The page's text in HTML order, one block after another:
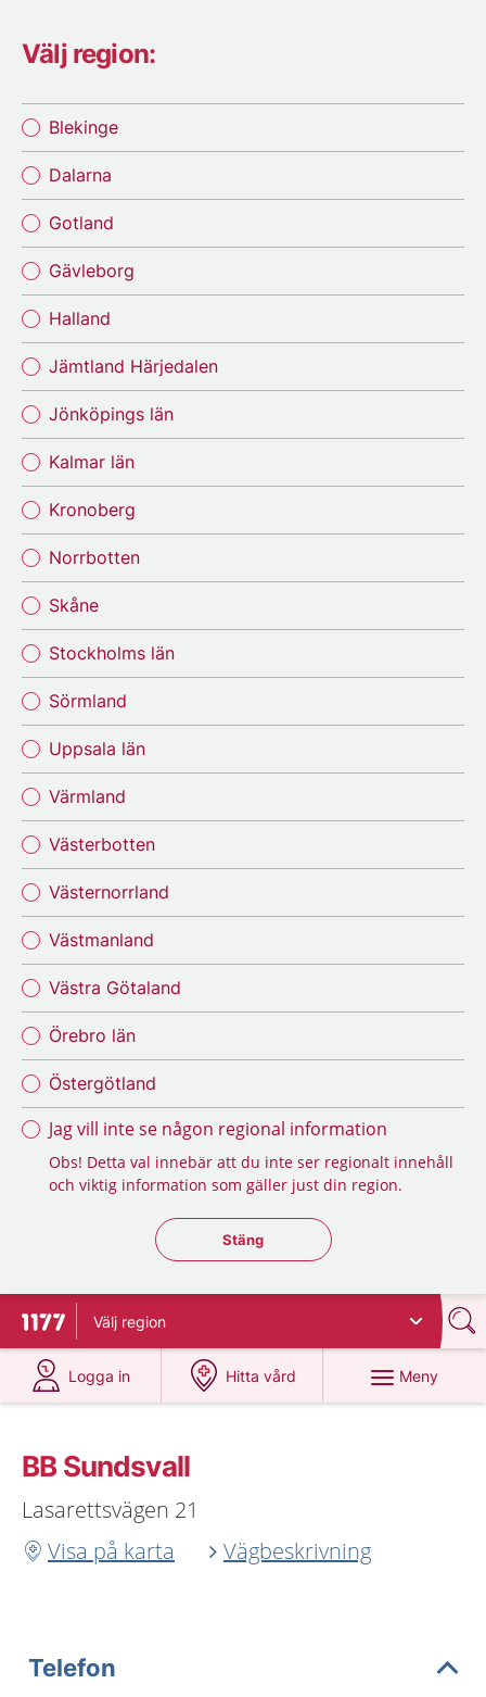
Välj region:
Blekinge
Dalarna
Gotland
Gävleborg
Halland
Jämtland Härjedalen
Jönköpings län
Kalmar län
Kronoberg
Norrbotten
Skåne
Stockholms län
Sörmland
Uppsala län
Värmland
Västerbotten
Västernorrland
Västmanland
Västra Götaland
Örebro län
Östergötland
Jag vill inte se någon regional information
Obs! Detta val innebär att du inte ser regionalt innehåll
och viktig information som gäller just din region.
Stäng regionsväljaren
Stäng
Till startsidan för 1177
Välj region
Logga in
på 1177.se
Hitta vård
på 1177.se
Meny
BB Sundsvall
Lasarettsvägen 21
Visa på karta
Vägbeskrivning
Telefon